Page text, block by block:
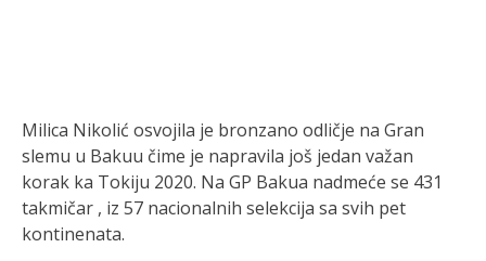
Milica Nikolić osvojila je bronzano odličje na Gran
slemu u Bakuu čime je napravila još jedan važan
korak ka Tokiju 2020. Na GP Bakua nadmeće se 431
takmičar , iz 57 nacionalnih selekcija sa svih pet
kontinenata.